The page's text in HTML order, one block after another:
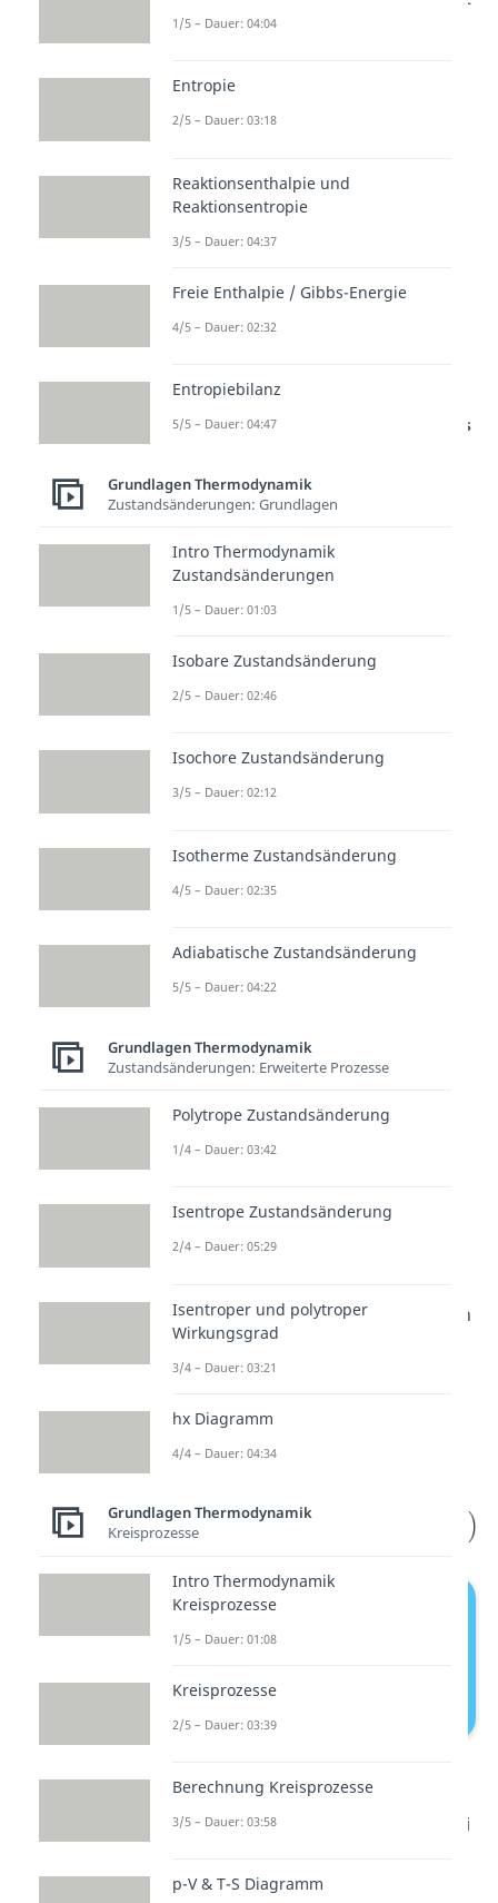
die Standardbildungsenthalpie,
unter Standardbedingungen
beschreibt.
Das X im Index ist hier einfach ein
Stoff. Die
Standardbildungsenthalpie ist für
finden.
Studyflix vernetzt: Hier ein Video aus
Reaktionsentropie
Reaktionsentropie. Diese
bestimmen wir ähnlich zur
der Reinstoffe. Zur Erinnerung:
Nüh ist bei Produkten immer
Praktisch gesehen heißt das, dass
hinzugewinnen, durch die Edukte
hingegen verlieren. Wenn wir uns
logisch, da die Edukte
„verschwinden“ und die Produkte
nicht unter Standardbedingungen
definiert. Deshalb bestimmen wir
diese Entropie, indem wir die
Änderungen im Vergleich zu den
Standardbedingungen
Damit können wir die Entropie bei
wir jetzt zur freien Enthalpie. Du
1/5 – Dauer: 04:04
Entropie
2/5 – Dauer: 03:18
Reaktionsenthalpie und
Reaktionsentropie
3/5 – Dauer: 04:37
Freie Enthalpie / Gibbs-Energie
4/5 – Dauer: 02:32
Entropiebilanz
5/5 – Dauer: 04:47
Grundlagen Thermodynamik
Zustandsänderungen: Grundlagen
Intro Thermodynamik
Zustandsänderungen
1/5 – Dauer: 01:03
Isobare Zustandsänderung
2/5 – Dauer: 02:46
Isochore Zustandsänderung
3/5 – Dauer: 02:12
Isotherme Zustandsänderung
4/5 – Dauer: 02:35
Adiabatische Zustandsänderung
5/5 – Dauer: 04:22
Grundlagen Thermodynamik
Zustandsänderungen: Erweiterte Prozesse
Polytrope Zustandsänderung
1/4 – Dauer: 03:42
Isentrope Zustandsänderung
2/4 – Dauer: 05:29
Isentroper und polytroper
Wirkungsgrad
3/4 – Dauer: 03:21
hx Diagramm
4/4 – Dauer: 04:34
Grundlagen Thermodynamik
Kreisprozesse
Intro Thermodynamik
Kreisprozesse
1/5 – Dauer: 01:08
Kreisprozesse
2/5 – Dauer: 03:39
Berechnung Kreisprozesse
3/5 – Dauer: 03:58
p-V & T-S Diagramm